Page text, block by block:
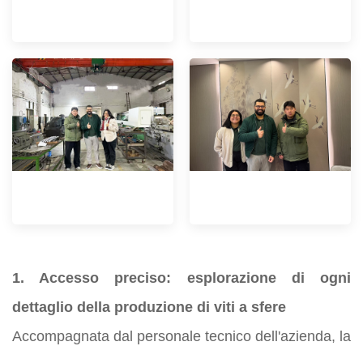
1. Accesso preciso: esplorazione di ogni
dettaglio della produzione di viti a sfere
Accompagnata dal personale tecnico dell'azienda, la